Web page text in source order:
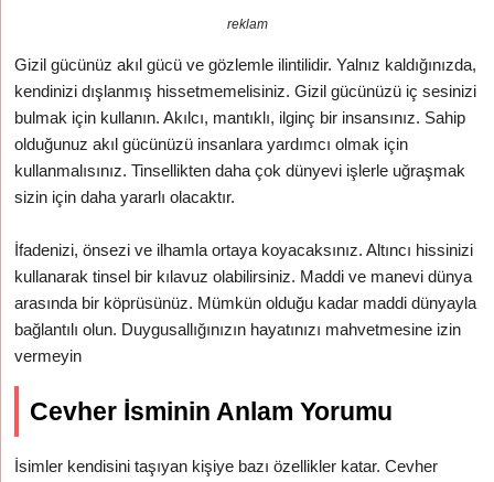
reklam
Gizil gücünüz akıl gücü ve gözlemle ilintilidir. Yalnız kaldığınızda,
kendinizi dışlanmış hissetmemelisiniz. Gizil gücünüzü iç sesinizi
bulmak için kullanın. Akılcı, mantıklı, ilginç bir insansınız. Sahip
olduğunuz akıl gücünüzü insanlara yardımcı olmak için
kullanmalısınız. Tinsellikten daha çok dünyevi işlerle uğraşmak
sizin için daha yararlı olacaktır.
İfadenizi, önsezi ve ilhamla ortaya koyacaksınız. Altıncı hissinizi
kullanarak tinsel bir kılavuz olabilirsiniz. Maddi ve manevi dünya
arasında bir köprüsünüz. Mümkün olduğu kadar maddi dünyayla
bağlantılı olun. Duygusallığınızın hayatınızı mahvetmesine izin
vermeyin
Cevher İsminin Anlam Yorumu
İsimler kendisini taşıyan kişiye bazı özellikler katar. Cevher